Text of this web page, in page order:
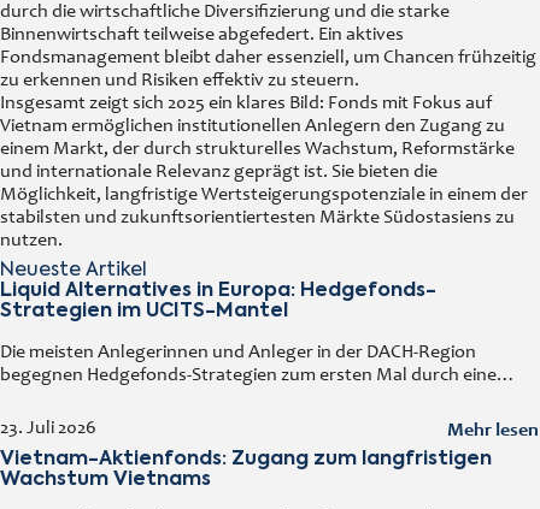
durch die wirtschaftliche Diversifizierung und die starke
Binnenwirtschaft teilweise abgefedert. Ein aktives
Fondsmanagement bleibt daher essenziell, um Chancen frühzeitig
zu erkennen und Risiken effektiv zu steuern.
Insgesamt zeigt sich 2025 ein klares Bild: Fonds mit Fokus auf
Vietnam ermöglichen institutionellen Anlegern den Zugang zu
einem Markt, der durch strukturelles Wachstum, Reformstärke
und internationale Relevanz geprägt ist. Sie bieten die
Möglichkeit, langfristige Wertsteigerungspotenziale in einem der
stabilsten und zukunftsorientiertesten Märkte Südostasiens zu
nutzen.
Neueste Artikel
Liquid Alternatives in Europa: Hedgefonds-
Strategien im UCITS-Mantel
23. Juli 2026
Die meisten Anlegerinnen und Anleger in der DACH-Region
begegnen Hedgefonds-Strategien zum ersten Mal durch eine
Handelstag kaufen und verkaufen kann. Diese
Mehr lesen
Vietnam-Aktienfonds: Zugang zum langfristigen
Wachstum Vietnams